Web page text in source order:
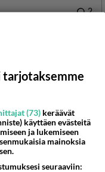
tarjotaksemme
(73) keräävät
käyttäen evästeitä
ja lukemiseen
mainoksia
seuraaviin: